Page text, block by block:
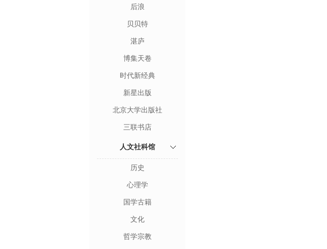
后浪
贝贝特
湛庐
博集天卷
时代新经典
新星出版
北京大学出版社
三联书店
人文社科馆
历史
心理学
国学古籍
文化
哲学宗教